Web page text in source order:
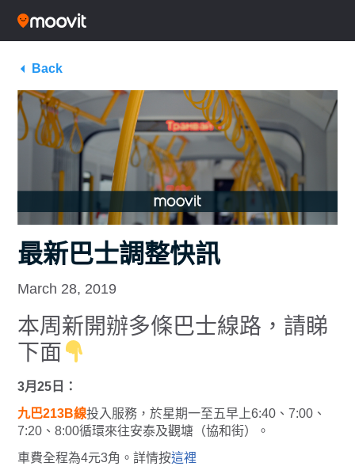
Back
最新巴士調整快訊
March 28, 2019
本周新開辦多條巴士線路，請睇
下面
3月25日：
九巴213B線投入服務，於星期一至五早上6:40、7:00、
7:20、8:00循環來往安泰及觀塘（協和街）。
車費全程為4元3角。詳情按這裡